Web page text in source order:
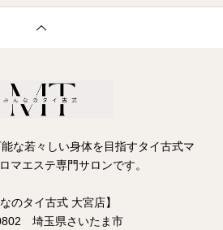
な若々しい身体を目指すタイ古式マ
マエステ専門サロンです。
なのタイ古式 大宮店】
埼玉県さいたま市